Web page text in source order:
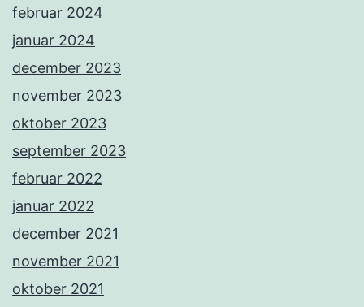
februar 2024
januar 2024
december 2023
november 2023
oktober 2023
september 2023
februar 2022
januar 2022
december 2021
november 2021
oktober 2021